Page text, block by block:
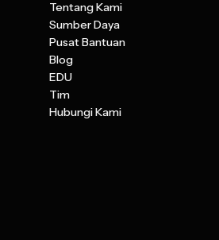
Sumber Daya
Pusat Bantuan
Blog
EDU
Tim
Hubungi Kami